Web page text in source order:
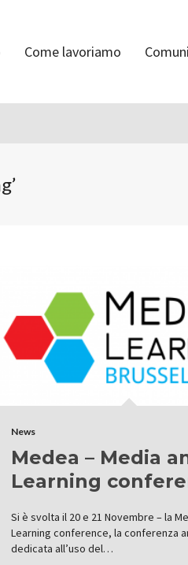
Come lavoriamo
News
Medea – Media
Learning
Si è svolta il 20 e 21 Novembre – la
Learning conference, la conferenza
dedicata all’uso del…